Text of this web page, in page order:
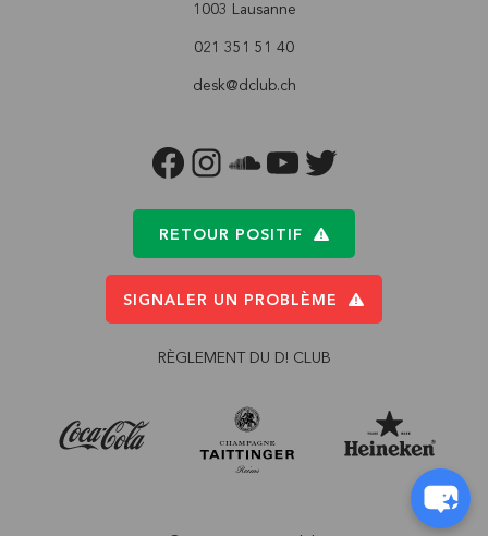
1003 Lausanne
021 351 51 40
desk@dclub.ch
FACEBOOKINSTAGRAM
SOUNDCLOUD
YOUTUBETWITTER
RETOUR POSITIF
SIGNALER UN PROBLÈME
RÈGLEMENT DU D! CLUB